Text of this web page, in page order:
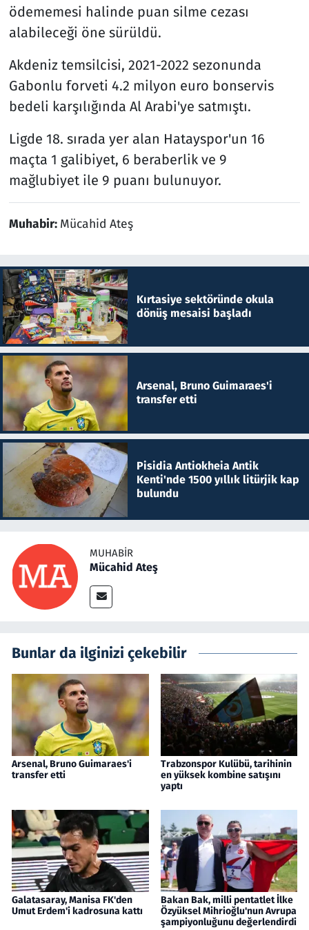
ödememesi halinde puan silme cezası
alabileceği öne sürüldü.
Akdeniz temsilcisi, 2021-2022 sezonunda
Gabonlu forveti 4.2 milyon euro bonservis
bedeli karşılığında Al Arabi'ye satmıştı.
Ligde 18. sırada yer alan Hatayspor'un 16
maçta 1 galibiyet, 6 beraberlik ve 9
mağlubiyet ile 9 puanı bulunuyor.
Muhabir: Mücahid Ateş
Kırtasiye sektöründe okula
dönüş mesaisi başladı
Arsenal, Bruno Guimaraes'i
transfer etti
Pisidia Antiokheia Antik
Kenti'nde 1500 yıllık litürjik kap
bulundu
MUHABIR
Mücahid Ateş
Bunlar da ilginizi çekebilir
Arsenal, Bruno Guimaraes'i
transfer etti
Trabzonspor Kulübü, tarihinin
en yüksek kombine satışını
yaptı
Galatasaray, Manisa FK'den
Umut Erdem'i kadrosuna kattı
Bakan Bak, milli pentatlet İlke
Özyüksel Mihrioğlu'nun Avrupa
şampiyonluğunu değerlendirdi